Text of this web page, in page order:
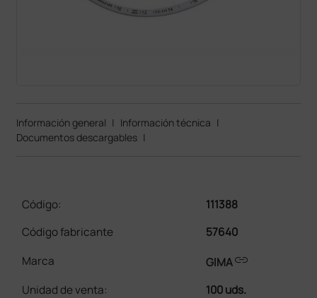
Información general | Información técnica |
Documentos descargables |
Código:
111388
Código fabricante
57640
Marca
GIMAlink
Unidad de venta:
100 uds.